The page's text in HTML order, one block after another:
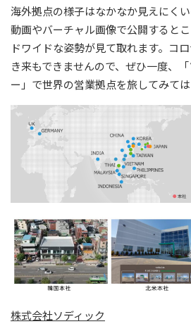
海外拠点の様子はなかなか見えにく
動画やバーチャル画像で公開すると
ドワイドな姿勢が見て取れます。コ
き来もできませんので、ぜひ一度、
ー」で世界の営業拠点を旅してみては
株式会社ソディック